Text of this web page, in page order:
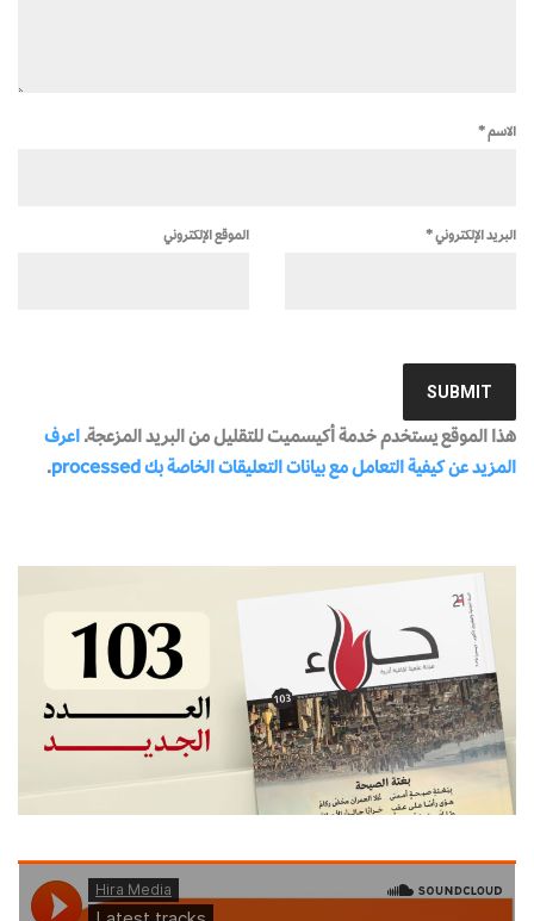
الاسم*
البريد الإلكتروني* الموقع الإلكتروني
هذا الموقع يستخدم خدمة أكيسميت للتقليل من البريد المزعجة. اعرف
المزيد عن كيفية التعامل مع بيانات التعليقات الخاصة بك processed
.